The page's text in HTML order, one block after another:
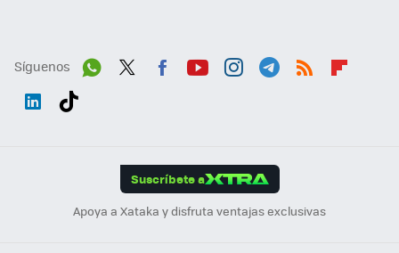
Síguenos
Suscríbete a
Apoya a Xataka y disfruta ventajas exclusivas